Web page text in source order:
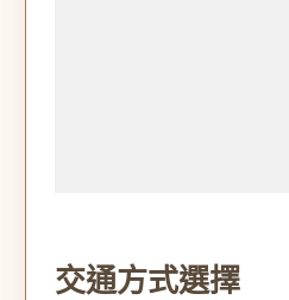
交通方式選擇